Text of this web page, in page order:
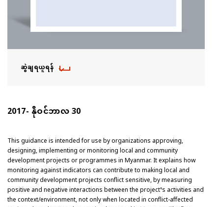
ဆွဲချရယူရန်
2017- နိုဝင်ဘာလ 30
This guidance is intended for use by organizations approving,
designing, implementing or monitoring local and community
development projects or programmes in Myanmar. It explains how
monitoring against indicators can contribute to making local and
community development projects conflict sensitive, by measuring
positive and negative interactions between the project’s activities and
the context/environment, not only when located in conflict-affected